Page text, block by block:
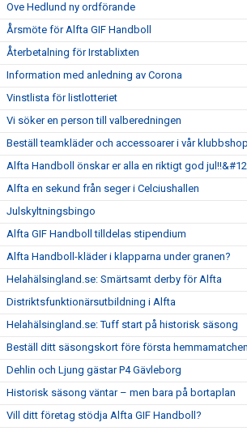
Ove Hedlund ny ordförande
Årsmöte för Alfta GIF Handboll
Återbetalning för Irstablixten
Information med anledning av Corona
Vinstlista för listlotteriet
Vi söker en person till valberedningen
Beställ teamkläder och accessoarer i vår klubbshop
Alfta Handboll önskar er alla en riktigt god
Alfta en sekund från seger i Celciushallen
Julskyltningsbingo
Alfta GIF Handboll tilldelas stipendium
Alfta Handboll-kläder i klapparna under granen?
Helahälsingland.se: Smärtsamt derby för Alfta
Distriktsfunktionärsutbildning i Alfta
Helahälsingland.se: Tuff start på historisk säsong
Beställ ditt säsongskort före första hemmamatchen
Dehlin och Ljung gästar P4 Gävleborg
Historisk säsong väntar – men bara på bortaplan
Vill ditt företag stödja Alfta GIF Handboll?